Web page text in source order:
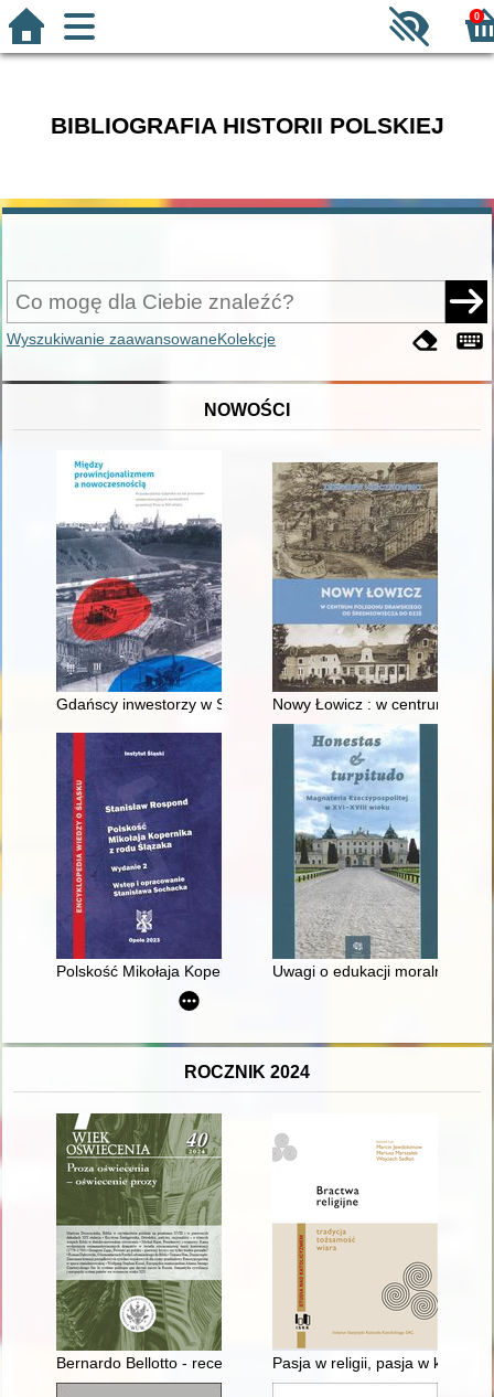
0
BIBLIOGRAFIA HISTORII POLSKIEJ
Wyszukiwanie zaawansowaneKolekcje
NOWOŚCI
Gdańscy inwestorzy w Sopocie : prestiż finansowy i
Nowy Łowicz : w centrum
Polskość Mikołaja Kopernika z rodu ŚlązakaUwagi o edukacji moralnej
ROCZNIK 2024
Bernardo Bellotto - recenzja] Pasja w religii, pasja w